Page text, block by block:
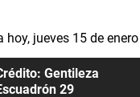
Gentileza
29